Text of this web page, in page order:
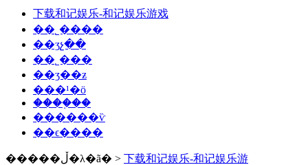
下载和记娱乐-和记娱乐游戏
��˾����
��ʒչ��
��˾���
��ʒ��ƶ
���¹�ӧ
����֤��
������ѷ
��ϵ����
�����ڵ�λ�ã� > 下载和记娱乐-和记娱乐游